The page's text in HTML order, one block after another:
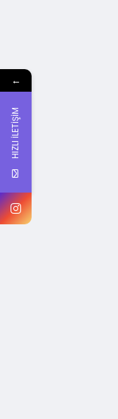
←
HIZLI İLETİŞİM